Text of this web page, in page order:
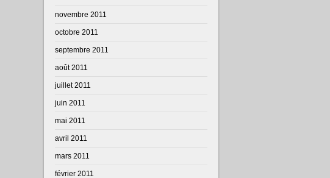
novembre 2011
octobre 2011
septembre 2011
août 2011
juillet 2011
juin 2011
mai 2011
avril 2011
mars 2011
février 2011